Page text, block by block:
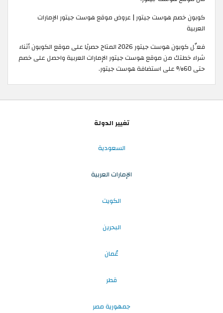
كوبون خصم هوست جيتور | عروض موقع هوست جيتور الإمارات
العربية
فعِّل كوبون هوست جيتور 2026 المتاح حصريًا على موقع الكوبون أثناء
شراء خطتك من موقع هوست جيتور الإمارات العربية واحصل على خصم
حتى 60% على استضافة هوست جيتور.
تغيير الدولة
السعودية
الإمارات العربية
الكويت
البحرين
عُمان
قطر
جمهورية مصر